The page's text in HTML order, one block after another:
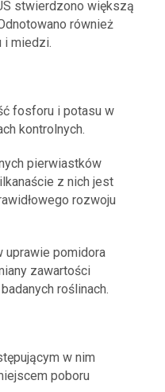
stwierdzono większą
również
i miedzi.
fosforu i potasu w
kontrolnych.
pierwiastków
z nich jest
rozwoju
uprawie pomidora
zawartości
roślinach.
w nim
poboru